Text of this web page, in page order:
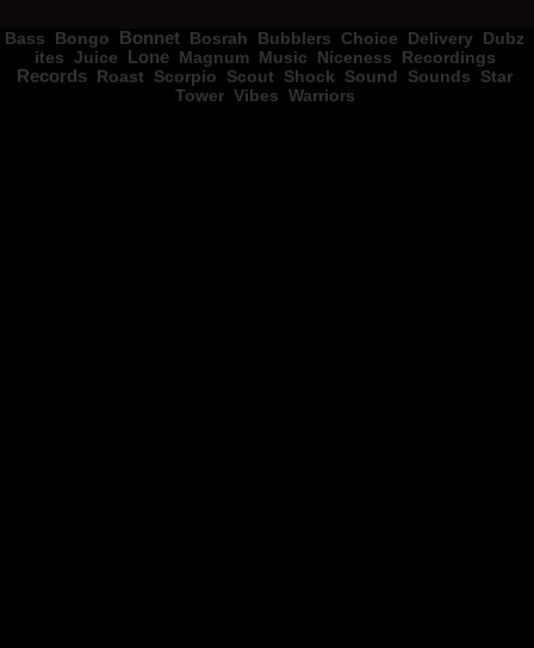
Bass Bongo Bonnet Bosrah Bubblers Choice Delivery Dubz
ites Juice Lone Magnum Music Niceness
Recordings
Records Roast Scorpio Scout Shock Sound Sounds
Star
Tower Vibes Warriors